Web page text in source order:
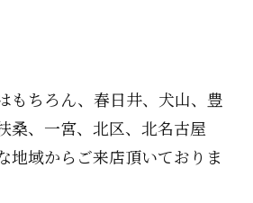
もちろん、春日井、犬山、豊
桑、一宮、北区、北名古屋
地域からご来店頂いておりま